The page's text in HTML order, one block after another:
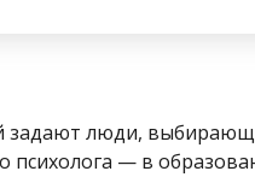
задают люди,
психолога — в